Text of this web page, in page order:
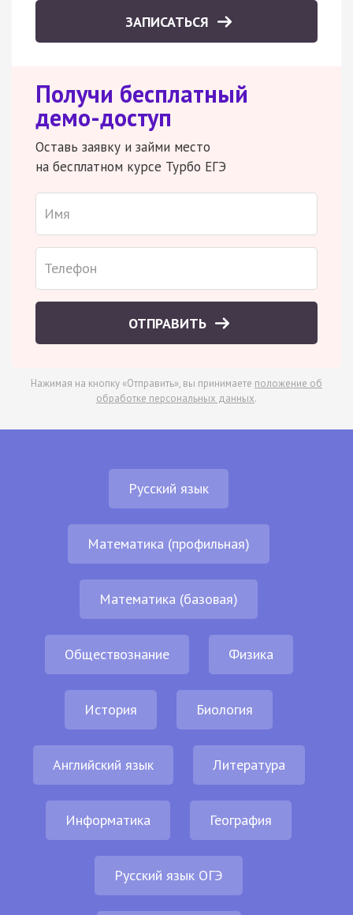
ЗАПИСАТЬСЯ
Получи бесплатный
демо-доступ
Оставь заявку и займи место
на бесплатном курсе Турбо ЕГЭ
ОТПРАВИТЬ
Нажимая на кнопку «Отправить», вы принимаете положение об
обработке персональных данных.
Русский язык
Математика (профильная)
Математика (базовая)
Обществознание Физика
История Биология
Английский язык Литература
Информатика География
Русский язык ОГЭ